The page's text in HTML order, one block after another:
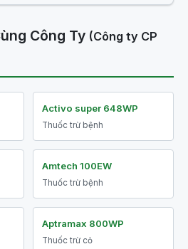
Công Ty (Công ty CP
Activo super 648WP
Thuốc trừ bệnh
Amtech 100EW
Thuốc trừ bệnh
Aptramax 800WP
Thuốc trừ cỏ